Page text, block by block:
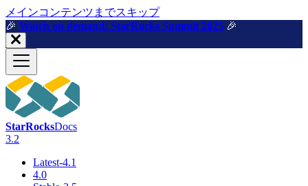
メインコンテンツまでスキップ
🎉️ Watch on demand: StarRocks Summit 2025 🎉️
StarRocksDocs
3.2
Latest-4.1
4.0